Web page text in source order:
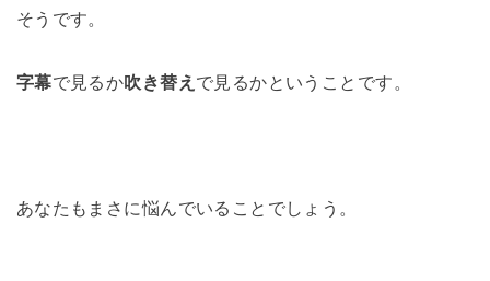
そうです。
字幕で見るか吹き替え で見るかということです。
あなたもまさに悩んでいることでしょう。